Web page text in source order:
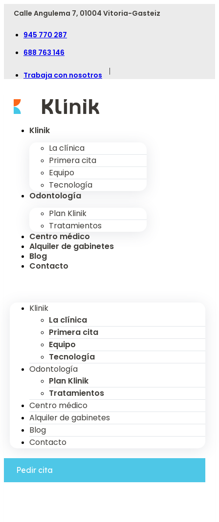
Calle Angulema 7, 01004 Vitoria-Gasteiz
945 770 287
688 763 146
|
Trabaja con nosotros
Klinik
La clínica
Primera cita
Equipo
Tecnología
Odontología
Plan Klinik
Tratamientos
Centro médico
Alquiler de gabinetes
Blog
Contacto
Klinik
La clínica
Primera cita
Equipo
Tecnología
Odontología
Plan Klinik
Tratamientos
Centro médico
Alquiler de gabinetes
Blog
Contacto
Pedir cita